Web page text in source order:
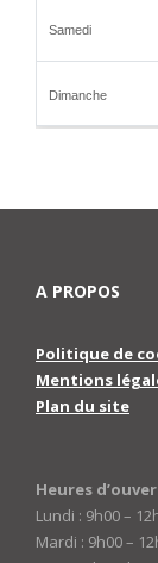
A PROPOS
Politique de
Mentions
Plan du site
Heures
Lundi : 9h00 –
Mardi : 9h00 –